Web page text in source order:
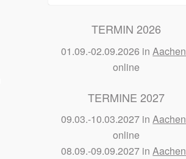
TERMIN 2026
01.09.-02.09.2026 inAachen
online
TERMINE 2027
09.03.-10.03.2027 inAachen
online
08.09.-09.09.2027 inAachen